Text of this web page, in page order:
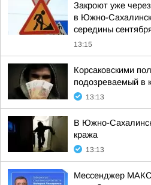
Закроют уже
в Южно-
середины
13:15
Корсаковскими
подозреваемый в
13:13
В Южно-
кража
13:13
Мессенджер